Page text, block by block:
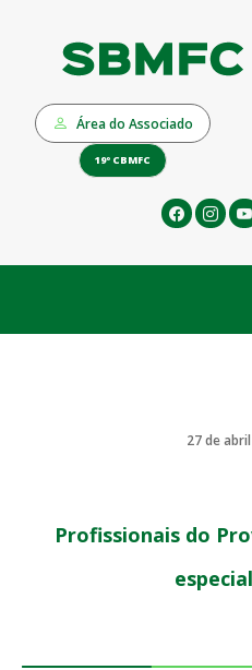
Área do Associado
19º CBMFC
27 de
Profissionais do